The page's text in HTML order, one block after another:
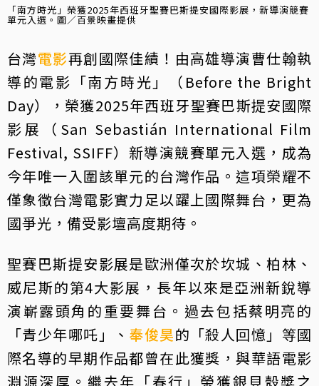
「南方時光」榮獲2025年西班牙聖賽巴斯提安國際影展，新導演競賽
單元入選。圖／百景映畫提供
台灣電影再創國際佳績！由高雄導演曹仕翰執
導的電影「南方時光」（Before the Bright
Day），榮獲2025年西班牙聖賽巴斯提安國際
影展（San Sebastián International Film
Festival, SSIFF）新導演競賽單元入選，成為
今年唯一入圍該單元的台灣作品。這項榮耀不
僅象徵台灣電影實力足以躍上國際舞台，更為
國爭光，備受影壇高度期待。
聖賽巴斯提安影展是歐洲僅次於坎城、柏林、
威尼斯的第4大影展，長年以來是亞洲新銳導
演嶄露頭角的重要舞台。過去包括蔡明亮的
「青少年哪吒」、 奉俊昊的「殺人回憶」等國
際名導的早期作品都曾在此獲獎，與華語電影
淵源深厚。繼去年「春行」榮獲銀貝殼獎之